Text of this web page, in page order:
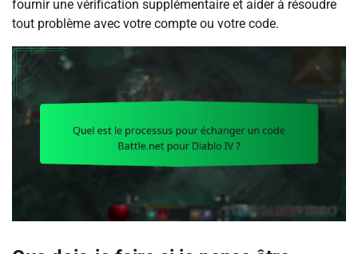
fournir une vérification supplémentaire et aider à résoudre
tout problème avec votre compte ou votre code.